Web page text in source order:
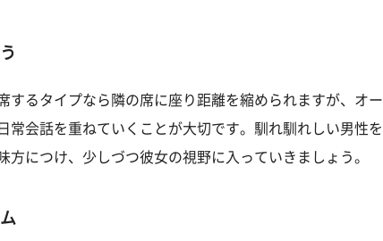
するタイプなら隣の席に座り距離を縮められますが、オー
常会話を重ねていくことが大切です。馴れ馴れしい男性を
方につけ、少しづつ彼女の視野に入っていきましょう。